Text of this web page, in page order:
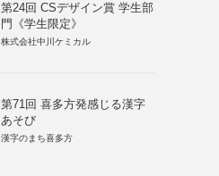
第24回 CSデザイン賞 学生部
門《学生限定》
株式会社中川ケミカル
第71回 喜多方発感じる漢字
あそび
漢字のまち喜多方